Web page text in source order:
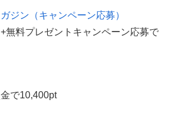
ジン（キャンペーン応募）
無料プレゼントキャンペーン応募で
で10,400pt